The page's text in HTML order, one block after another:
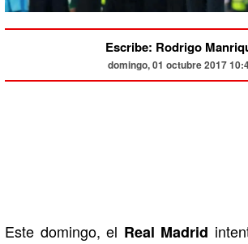
Escribe: Rodrigo
domingo, 01 octubre 2017
Este domingo, el Real Madrid